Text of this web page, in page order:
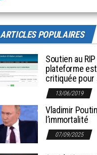
ARTICLES POPULAIRES
Soutien au
plateforme
critiquée pour
13/06/2019
Vladimir
l’immortalité
07/09/2025